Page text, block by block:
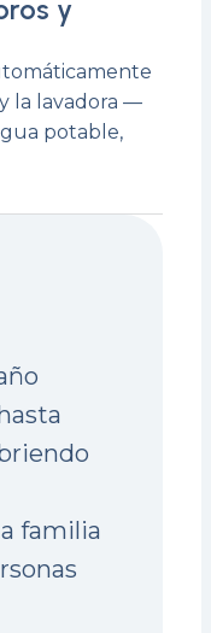
y
la lavadora —
potable,
familia